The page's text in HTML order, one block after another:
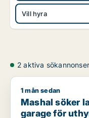
Vill hyra
2 aktiva
Mashal söker
1 mån sedan
Mashal söker
garage för